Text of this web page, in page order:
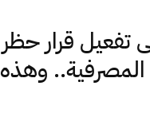
قرار حظر
المصرفية.. وهذه